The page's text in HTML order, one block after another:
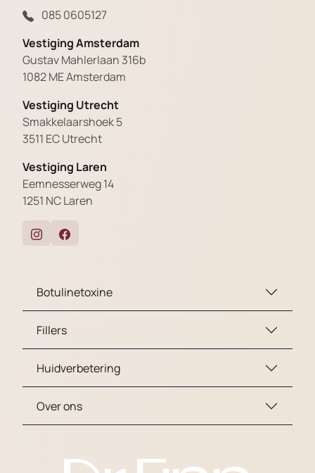
085 0605127
Vestiging Amsterdam
Gustav Mahlerlaan 316b
1082 ME Amsterdam
Vestiging Utrecht
Smakkelaarshoek 5
3511 EC Utrecht
Vestiging Laren
Eemnesserweg 14
1251 NC Laren
Botulinetoxine
Fillers
Huidverbetering
Over ons